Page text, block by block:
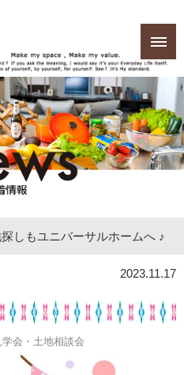
しもユニバーサルホームへ ♪
2023.11.17
会・土地相談会